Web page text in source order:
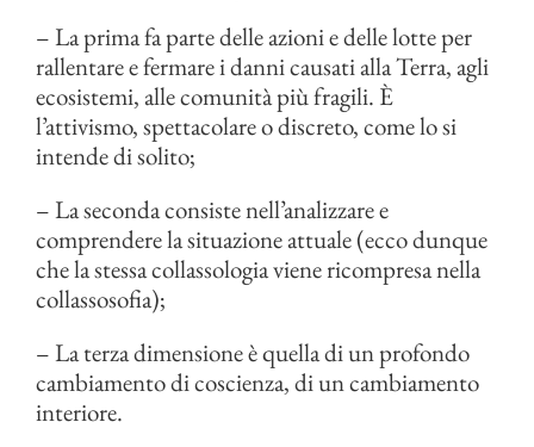
– La prima fa parte delle azioni e delle lotte per
rallentare e fermare i danni causati alla Terra, agli
ecosistemi, alle comunità più fragili. È
l’attivismo, spettacolare o discreto, come lo si
intende di solito;
– La seconda consiste nell’analizzare e
comprendere la situazione attuale (ecco dunque
che la stessa collassologia viene ricompresa nella
collassosofia);
– La terza dimensione è quella di un profondo
cambiamento di coscienza, di un cambiamento
interiore.